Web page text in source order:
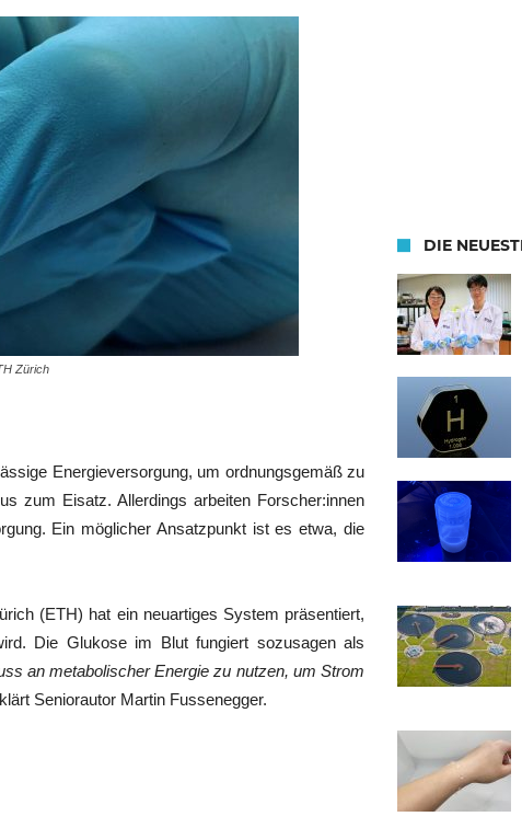
Zürich
Energieversorgung, um ordnungsgemäß zu
zum Eisatz. Allerdings arbeiten Forscher:innen
Ein möglicher Ansatzpunkt ist es etwa, die
(ETH) hat ein neuartiges System präsentiert,
Die Glukose im Blut fungiert sozusagen als
an metabolischer Energie zu nutzen, um Strom
Seniorautor Martin Fussenegger.
DIE